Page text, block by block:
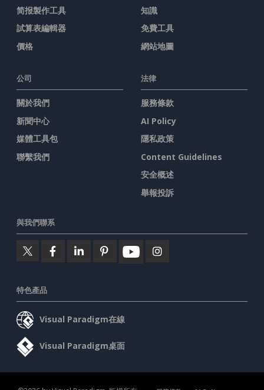
简报製作工具
試算表編輯器
價格
知識
免費工具
網站地圖
公司
關於我們
新聞中心
媒體工具包
聯繫我們
法律
服務條款
AI Policy
隱私政策
Content Guidelines
安全概述
舉報投訴
與我們聯系
特色產品
Visual Paradigm在線
Visual Paradigm桌面